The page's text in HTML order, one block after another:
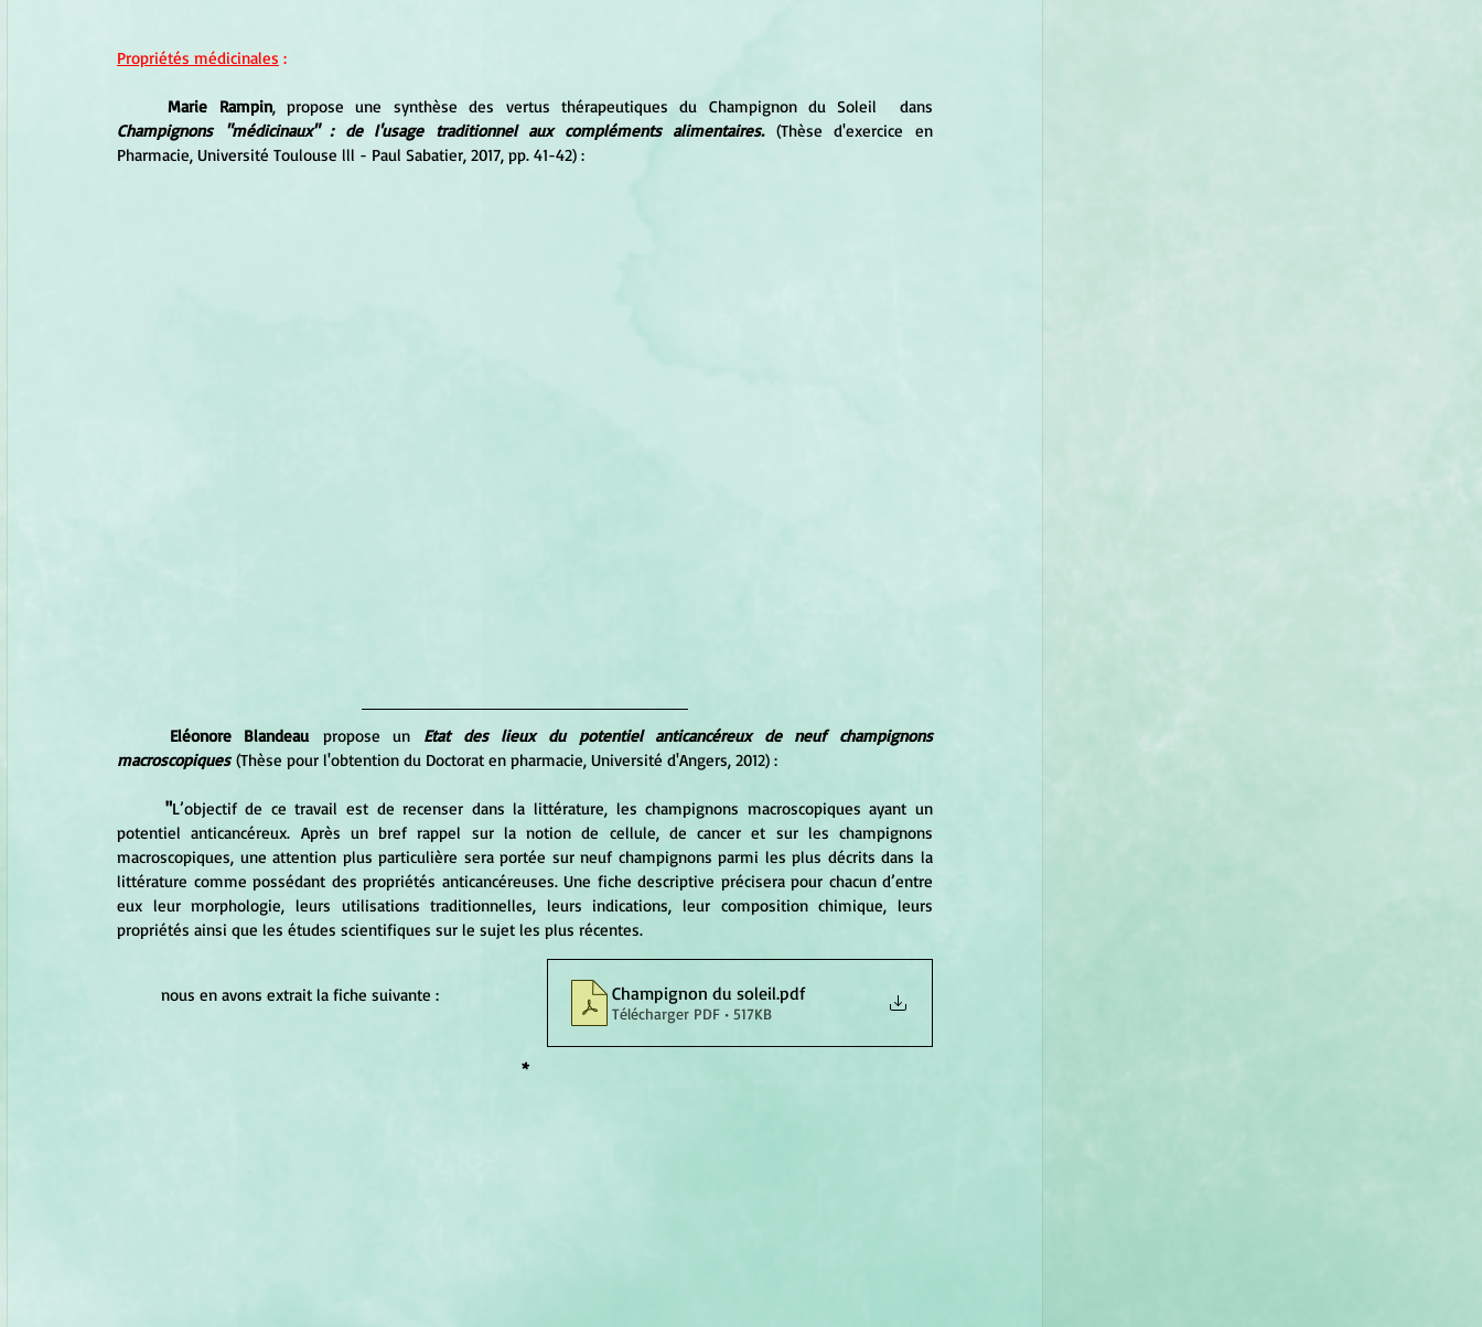
Propriétés médicinales :
Marie Rampin
Champignons "médicinaux" : de l'usage traditionnel aux compléments alimentaires. (Thèse d'exercice en
Pharmacie, Université Toulouse lll - Paul Sabatier, 2017, pp. 41-42) :
Eléonore Blandeau propose un Etat des lieux du potentiel anticancéreux de neuf champignons
macroscopiques (Thèse pour l'obtention du Doctorat en pharmacie, Université d'Angers, 2012) :
	"
L’objectif de ce travail est de recenser dans la littérature, les champignons macroscopiques ayant un
potentiel anticancéreux. Après un bref rappel sur la notion de cellule, de cancer et sur les champignons
macroscopiques, une attention plus particulière sera portée sur neuf champignons parmi les plus décrits dans la
littérature comme possédant des propriétés anticancéreuses. Une fiche descriptive précisera pour chacun d’entre
eux leur morphologie, leurs utilisations traditionnelles, leurs indications, leur composition chimique, leurs
propriétés ainsi que les études scientifiques sur le sujet les plus récentes.
Champignon du soleil.pdf
Télécharger PDF • 517KB
	nous en avons extrait la fiche suivante :
*